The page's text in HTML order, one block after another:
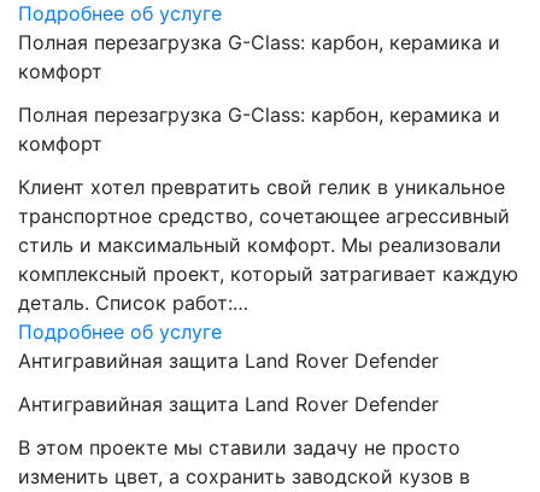
Подробнее об услуге
Полная перезагрузка G-Class: карбон, керамика и
комфорт
Полная перезагрузка G-Class: карбон, керамика и
комфорт
Клиент хотел превратить свой гелик в уникальное
транспортное средство, сочетающее агрессивный
стиль и максимальный комфорт. Мы реализовали
комплексный проект, который затрагивает каждую
деталь. Список работ:…
Подробнее об услуге
Антигравийная защита Land Rover Defender
Антигравийная защита Land Rover Defender
В этом проекте мы ставили задачу не просто
изменить цвет, а сохранить заводской кузов в